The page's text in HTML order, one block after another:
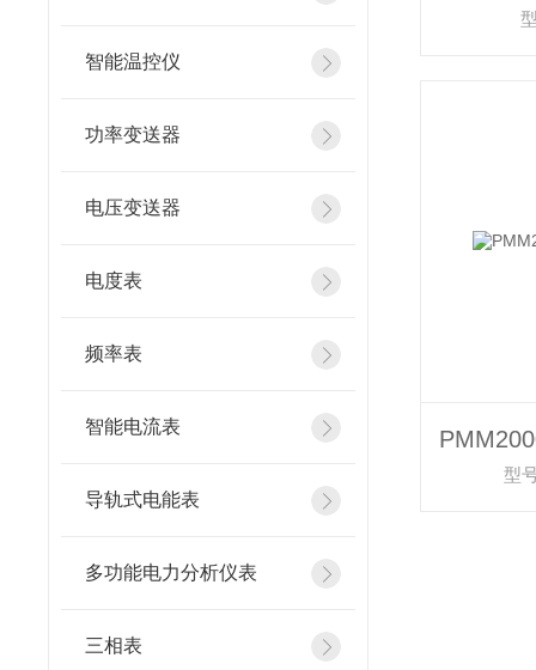
智能温控仪
功率变送器
电压变送器
电度表
频率表
智能电流表
导轨式电能表
多功能电力分析仪表
三相表
型